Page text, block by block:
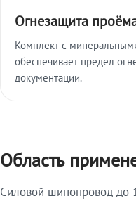
Огнезащита
Комплект с
обеспечивает предел
документации.
Область
Силовой шинопровод до